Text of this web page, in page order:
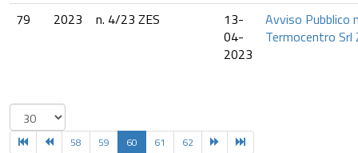
79
2023 n. 4/23 ZES
13-
04-
2023
Avviso Pubblico
Termocentro Srl
58 59 60 61 62